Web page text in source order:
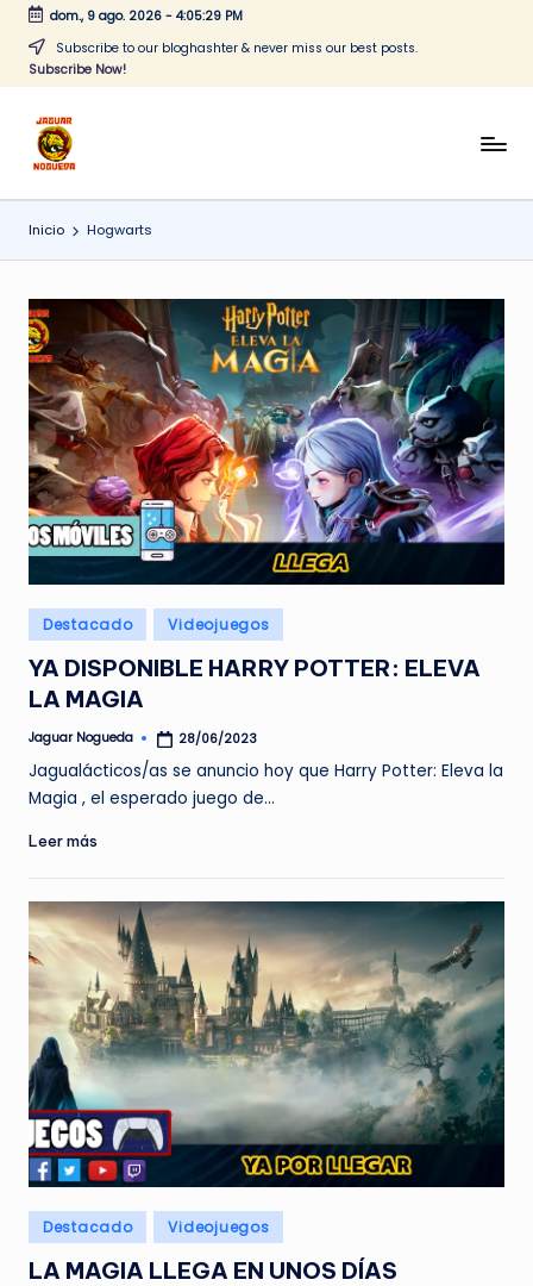
Saltar
dom., 9 ago. 2026- 4:05:29 PM
Subscribe to our bloghashter & never miss our best posts.
Subscribe Now!
J
a
g
a
r
N
o
g
u
e
d
a
CONTENIDO
Inicio Hogwarts
Publicado
en
Destacado Videojuegos
YA DISPONIBLE HARRY POTTER: ELEVA
LA MAGIA
Publicado
Jaguar Nogueda 28/06/2023
Jagualácticos/as se anuncio hoy que Harry Potter: Eleva la
Magia , el esperado juego de…
Leer más
Publicado
en
Destacado Videojuegos
LA MAGIA LLEGA EN UNOS DÍAS